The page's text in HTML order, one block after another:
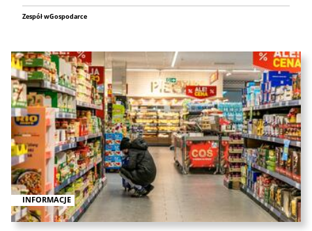
Zespół wGospodarce
INFORMACJE